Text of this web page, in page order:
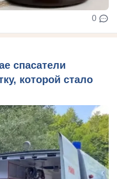
0
спасатели
которой стало